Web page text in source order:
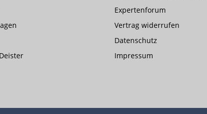
Expertenforum
Vertrag widerrufen
Datenschutz
Impressum